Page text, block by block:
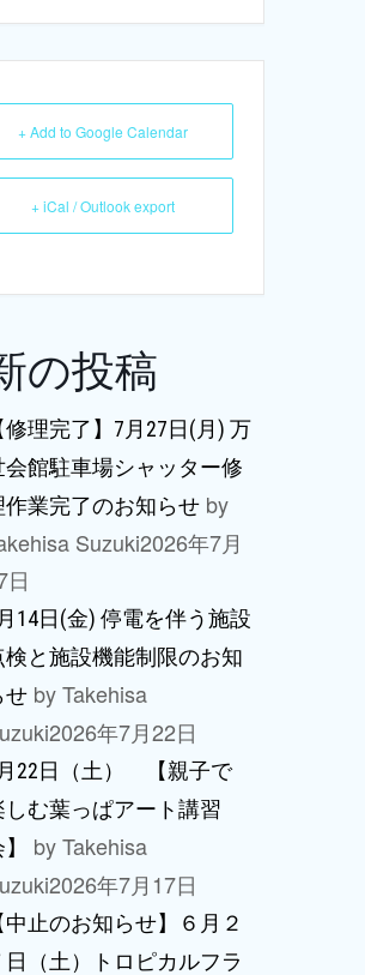
+ Add to Google Calendar
+ iCal / Outlook export
の投稿
修理完了】7月27日(月) 万
会館駐車場シャッター修
作業完了のお知らせ by
Suzuki2026年7月
日
14日(金) 停電を伴う施設
検と施設機能制限のお知
せ by Takehisa
2026年7月22日
22日（土） 【親子で
しむ葉っぱアート講習
by Takehisa
2026年7月17日
中止のお知らせ】６月２
日（土）トロピカルフラ